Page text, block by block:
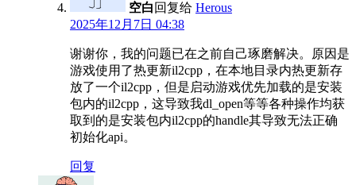
空白 回复给 Herous
2025年12月7日 04:38
谢谢你，我的问题已在之前自己琢磨解决。原因是
游戏使用了热更新il2cpp，在本地目录内热更新存
放了一个il2cpp，但是启动游戏优先加载的是安装
包内的il2cpp，这导致我dl_open等等各种操作均获
取到的是安装包内il2cpp的handle其导致无法正确
初始化api。
回复